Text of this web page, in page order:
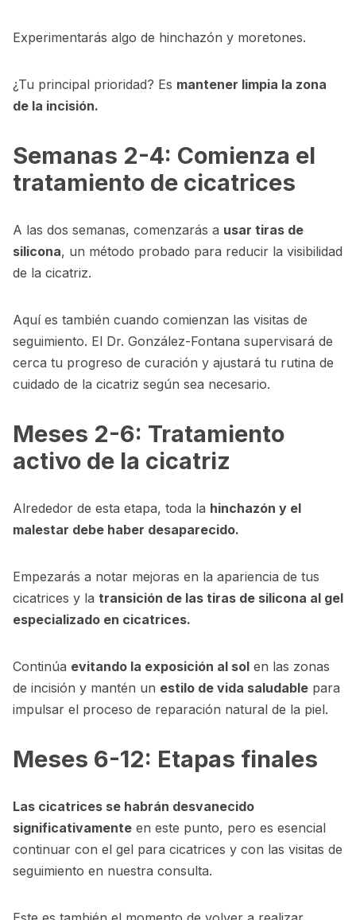
Experimentarás algo de hinchazón y moretones.
¿Tu principal prioridad? Es mantener limpia la zona
de la incisión.
Semanas 2-4: Comienza el
tratamiento de cicatrices
A las dos semanas, comenzarás a usar tiras de
silicona, un método probado para reducir la visibilidad
de la cicatriz.
Aquí es también cuando comienzan las visitas de
seguimiento. El Dr. González-Fontana supervisará de
cerca tu progreso de curación y ajustará tu rutina de
cuidado de la cicatriz según sea necesario.
Meses 2-6: Tratamiento
activo de la cicatriz
Alrededor de esta etapa, toda la hinchazón y el
malestar debe haber desaparecido.
Empezarás a notar mejoras en la apariencia de tus
cicatrices y la transición de las tiras de silicona al gel
especializado en cicatrices.
Continúa evitando la exposición al sol en las zonas
de incisión y mantén un estilo de vida saludable para
impulsar el proceso de reparación natural de la piel.
Meses 6-12: Etapas finales
Las cicatrices se habrán desvanecido
significativamente en este punto, pero es esencial
continuar con el gel para cicatrices y con las visitas de
seguimiento en nuestra consulta.